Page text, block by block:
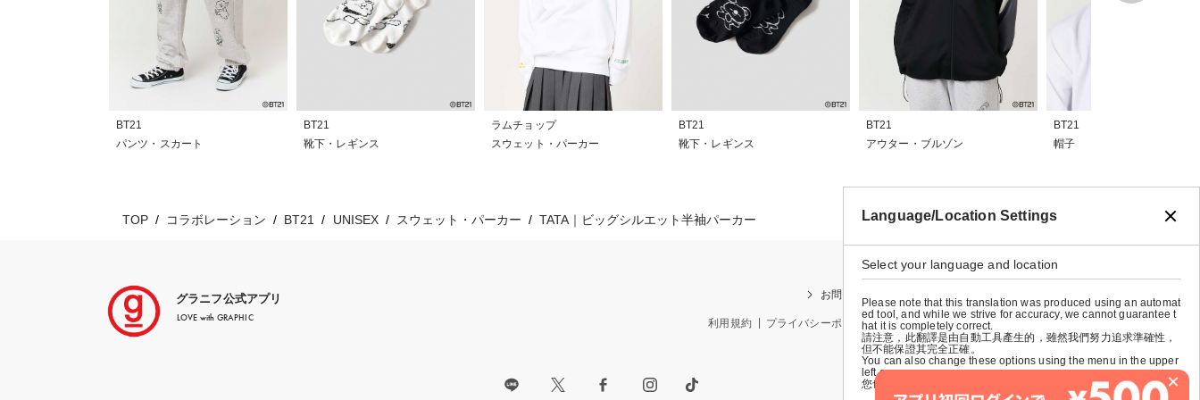
BT21
パンツ・スカート
BT21
靴下・レギンス
ラムチョップ
スウェット・パーカー
BT21
靴下・レギンス
BT21
アウター・ブルゾン
BT21
帽子
TOP コラボレーション BT21 UNISEX スウェット・パーカー TATA｜ビッグシルエット半袖パーカー
グラニフ公式アプリ
LOVE with GRAPHIC
お問い合わせ
利用規約 プライバシーポリシー 特定商取引法に基づく表示 会社概要
×
Language/Location Settings
Select your language and location
Please note that this translation was produced using an automat
ed tool, and while we strive for accuracy, we cannot guarantee t
hat it is completely correct.
請注意，此翻譯是由自動工具產生的，雖然我們努力追求準確性，
但不能保證其完全正確。
You can also change these options using the menu in the upper
left corner.
您也可以使用左上角的選單來更改這些選項。